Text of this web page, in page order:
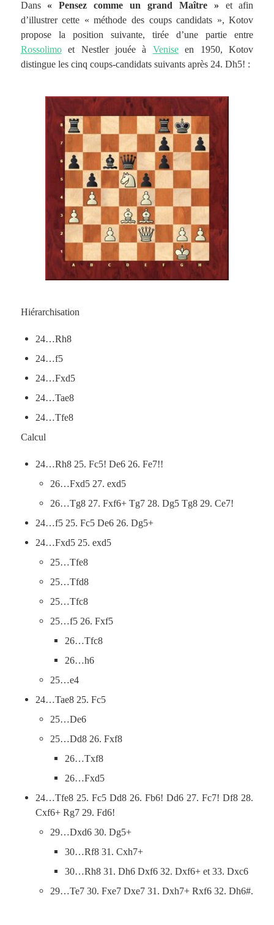
Dans « Pensez comme un grand Maître » et afin
d’illustrer cette « méthode des coups candidats », Kotov
propose la position suivante, tirée d’une partie entre
Rossolimoet Nestler jouée à Veniseen 1950, Kotov
distingue les cinq coups-candidats suivants après 24. Dh5! :
Hiérarchisation
24…Rh8
24…f5
24…Fxd5
24…Tae8
24…Tfe8
Calcul
24…Rh8 25. Fc5! De6 26. Fe7!!
26…Fxd5 27. exd5
26…Tg8 27. Fxf6+ Tg7 28. Dg5 Tg8 29. Ce7!
24…f5 25. Fc5 De6 26. Dg5+
24…Fxd5 25. exd5
25…Tfe8
25…Tfd8
25…Tfc8
25…f5 26. Fxf5
26…Tfc8
26…h6
25…e4
24…Tae8 25. Fc5
25…De6
25…Dd8 26. Fxf8
26…Txf8
26…Fxd5
24…Tfe8 25. Fc5 Dd8 26. Fb6! Dd6 27. Fc7! Df8 28.
Cxf6+ Rg7 29. Fd6!
29…Dxd6 30. Dg5+
30…Rf8 31. Cxh7+
30…Rh8 31. Dh6 Dxf6 32. Dxf6+ et 33. Dxc6
29…Te7 30. Fxe7 Dxe7 31. Dxh7+ Rxf6 32. Dh6#.